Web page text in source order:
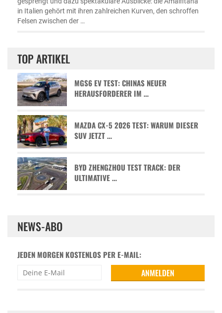
in Italien gehört mit ihren zahlreichen Kurven, den schroffen
Felsen zwischen der …
TOP ARTIKEL
MGS6 EV TEST: CHINAS NEUER
HERAUSFORDERER IM …
MAZDA CX-5 2026 TEST: WARUM DIESER
SUV JETZT …
BYD ZHENGZHOU TEST TRACK: DER
ULTIMATIVE …
NEWS-ABO
JEDEN MORGEN KOSTENLOS PER E-MAIL: